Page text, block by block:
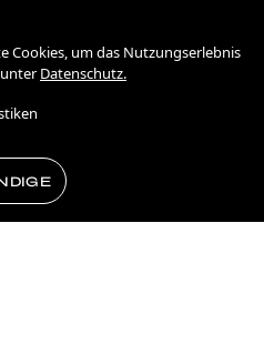
Cookies, um das Nutzungserlebnis
Datenschutz.